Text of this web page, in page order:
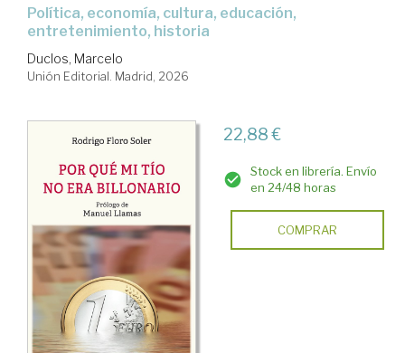
Política, economía, cultura, educación,
entretenimiento, historia
Duclos, Marcelo
Unión Editorial. Madrid, 2026
22,88 €
Stock en librería. Envío
en 24/48 horas
COMPRAR